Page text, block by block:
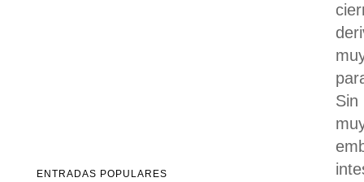
Sin
ENTRADAS POPULARES